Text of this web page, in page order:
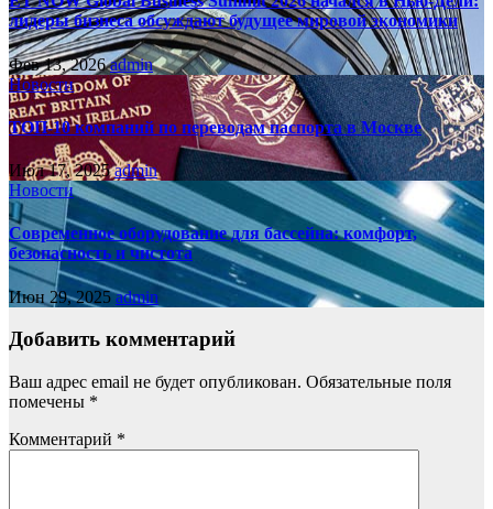
лидеры бизнеса обсуждают будущее мировой экономики
Фев 13, 2026admin
Новости
ТОП-10 компаний по переводам паспорта в Москве
Июл 17, 2025admin
Новости
Современное оборудование для бассейна: комфорт,
безопасность и чистота
Июн 29, 2025admin
Добавить комментарий
Ваш адрес email не будет опубликован. Обязательные поля
помечены *
Комментарий *